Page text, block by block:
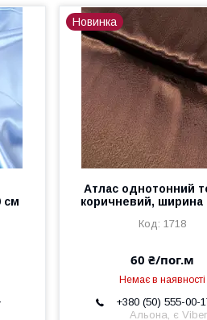
см
Новинка
Атлас однотонний
коричневий, ширина
1718
60 ₴/пог.м
Немає в наявності
+380 (50) 555-00-
Альона, є Viber